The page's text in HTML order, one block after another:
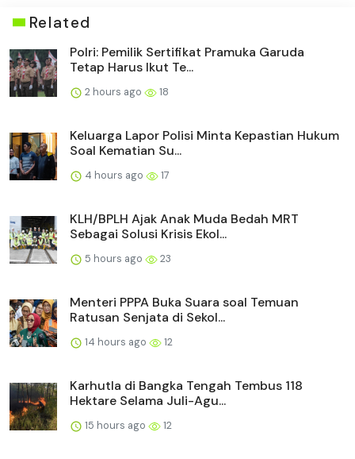
Related
Polri: Pemilik Sertifikat Pramuka Garuda
Tetap Harus Ikut Te...
2 hours ago 18
Keluarga Lapor Polisi Minta Kepastian Hukum
Soal Kematian Su...
4 hours ago 17
KLH/BPLH Ajak Anak Muda Bedah MRT
Sebagai Solusi Krisis Ekol...
5 hours ago 23
Menteri PPPA Buka Suara soal Temuan
Ratusan Senjata di Sekol...
14 hours ago 12
Karhutla di Bangka Tengah Tembus 118
Hektare Selama Juli-Agu...
15 hours ago 12